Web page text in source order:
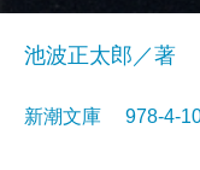
池波正太郎／著
新潮文庫 978-4-